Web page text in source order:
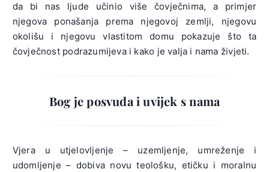
da bi nas ljude učinio više čovječnima, a primjer
njegova ponašanja prema njegovoj zemlji, njegovu
okolišu i njegovu vlastitom domu pokazuje što ta
čovječnost podrazumijeva i kako je valja i nama živjeti.
Bog je posvuda i uvijek s nama
Vjera u utjelovljenje – uzemljenje, umreženje i
udomljenje – dobiva novu teološku, etičku i moralnu